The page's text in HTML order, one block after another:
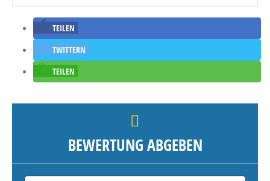
TEILEN
TWITTERN
TEILEN
BEWERTUNG ABGEBEN